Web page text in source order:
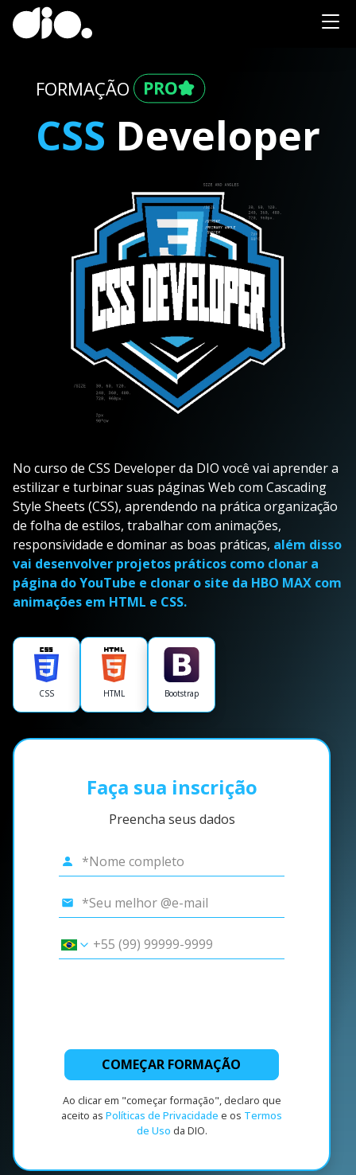
FORMAÇÃO
CSS Developer
No curso de CSS Developer da DIO você vai aprender a
estilizar e turbinar suas páginas Web com Cascading
Style Sheets (CSS), aprendendo na prática organização
de folha de estilos, trabalhar com animações,
responsividade e dominar as boas práticas, além disso
vai desenvolver projetos práticos como clonar a
página do YouTube e clonar o site da HBO MAX com
animações em HTML e CSS.
CSS HTML Bootstrap
Faça sua inscrição
Preencha seus dados
COMEÇAR FORMAÇÃO
Ao clicar em "começar formação", declaro que
aceito as Políticas de Privacidade e os Termos
de Uso da DIO.